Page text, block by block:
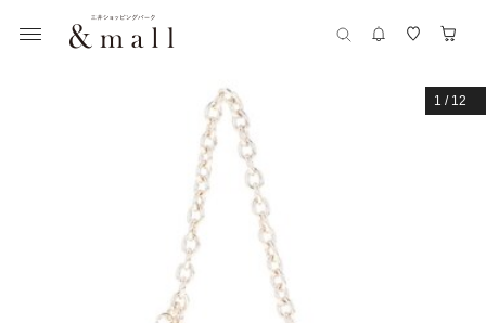
1 / 12